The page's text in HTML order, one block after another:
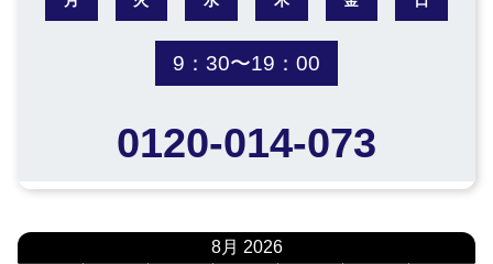
9：30〜19：00
0120-014-073
8月 2026